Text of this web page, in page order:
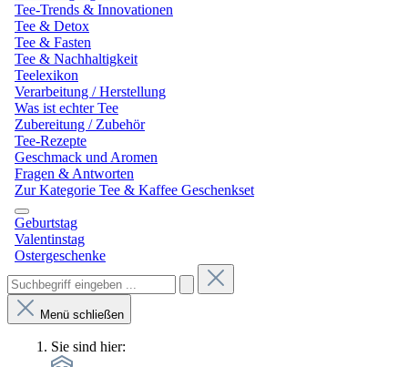
Tee-Trends & Innovationen
Tee & Detox
Tee & Fasten
Tee & Nachhaltigkeit
Teelexikon
Verarbeitung / Herstellung
Was ist echter Tee
Zubereitung / Zubehör
Tee-Rezepte
Geschmack und Aromen
Fragen & Antworten
Zur Kategorie Tee & Kaffee Geschenkset
Geburtstag
Valentinstag
Ostergeschenke
Menü schließen
Sie sind hier: